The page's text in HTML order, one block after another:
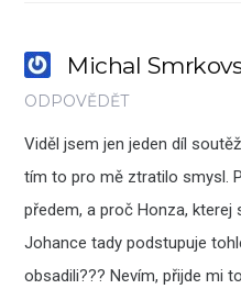
Michal
ODPOVĚDĚT
Viděl jsem jen jeden díl
tím to pro mě ztratilo smysl.
předem, a proč Honza, kterej
Johance tady podstupuje
obsadili??? Nevím, přijde mi